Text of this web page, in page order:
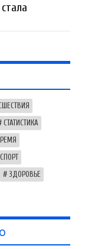
СТАТИСТИКА
СПОРТ
ЗДОРОВЬЕ